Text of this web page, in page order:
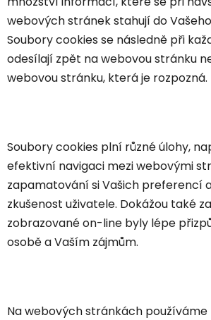
webových stránek stahují do
Soubory cookies se následně při
odesílají zpět na webovou stránku
webovou stránku, která je rozpozná.
Soubory cookies plní různé úlohy,
efektivní navigaci mezi webovými
zapamatování si Vašich preferencí
zkušenost uživatele. Dokážou také
zobrazované on-line byly lépe
osobě a Vaším zájmům.
Na webových stránkách